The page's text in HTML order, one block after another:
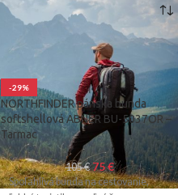
Bundy Softshellové bundy
-29%
NORTHFINDER pánska bunda
softshellová ABNER BU-5037OR –
Tarmac
105€ 75€
Spoľahlivá bunda na cestovanie,